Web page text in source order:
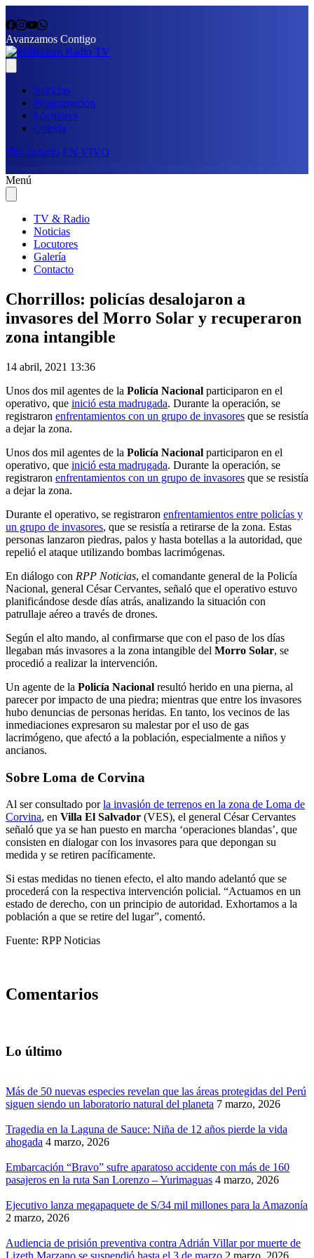
Avanzamos Contigo
Noticias
Programación
Locutores
Galería
📩 Contacto EN VIVO
Menú
TV & Radio
Noticias
Locutores
Galería
Contacto
Chorrillos: policías desalojaron a
invasores del Morro Solar y recuperaron
zona intangible
14 abril, 2021 13:36
Unos dos mil agentes de la Policía Nacional participaron en el
operativo, que inició esta madrugada. Durante la operación, se
registraron enfrentamientos con un grupo de invasores que se resistía
a dejar la zona.
Unos dos mil agentes de la Policía Nacional participaron en el
operativo, que inició esta madrugada. Durante la operación, se
registraron enfrentamientos con un grupo de invasores que se resistía
a dejar la zona.
Durante el operativo, se registraron enfrentamientos entre policías y
un grupo de invasores, que se resistía a retirarse de la zona. Estas
personas lanzaron piedras, palos y hasta botellas a la autoridad, que
repelió el ataque utilizando bombas lacrimógenas.
En diálogo con RPP Noticias, el comandante general de la Policía
Nacional, general César Cervantes, señaló que el operativo estuvo
planificándose desde días atrás, analizando la situación con
patrullaje aéreo a través de drones.
Según el alto mando, al confirmarse que con el paso de los días
llegaban más invasores a la zona intangible del Morro Solar, se
procedió a realizar la intervención.
Un agente de la Policía Nacional resultó herido en una pierna, al
parecer por impacto de una piedra; mientras que entre los invasores
hubo denuncias de personas heridas. En tanto, los vecinos de las
inmediaciones expresaron su malestar por el uso de gas
lacrimógeno, que afectó a la población, especialmente a niños y
ancianos.
Sobre Loma de Corvina
Al ser consultado porla invasión de terrenos en la zona de Loma de
Corvina, en Villa El Salvador (VES), el general César Cervantes
señaló que ya se han puesto en marcha ‘operaciones blandas’, que
consisten en dialogar con los invasores para que depongan su
medida y se retiren pacíficamente.
Si estas medidas no tienen efecto, el alto mando adelantó que se
procederá con la respectiva intervención policial. “Actuamos en un
estado de derecho, con un principio de autoridad. Exhortamos a la
población a que se retire del lugar”, comentó.
Fuente: RPP Noticias
Comentarios
Lo último
Más de 50 nuevas especies revelan que las áreas protegidas del Perú
siguen siendo un laboratorio natural del planeta 7 marzo, 2026
Tragedia en la Laguna de Sauce: Niña de 12 años pierde la vida
ahogada 4 marzo, 2026
Embarcación “Bravo” sufre aparatoso accidente con más de 160
pasajeros en la ruta San Lorenzo – Yurimaguas 4 marzo, 2026
Ejecutivo lanza megapaquete de S/34 mil millones para la Amazonía
2 marzo, 2026
Audiencia de prisión preventiva contra Adrián Villar por muerte de
Lizeth Marzano se suspendió hasta el 3 de marzo 2 marzo, 2026